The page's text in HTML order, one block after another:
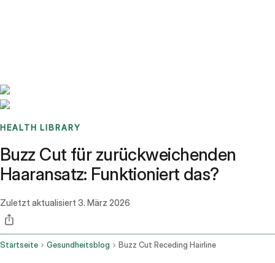
HEALTH LIBRARY
Buzz Cut für zurückweichenden
Haaransatz: Funktioniert das?
Zuletzt aktualisiert 3. März 2026
Startseite Gesundheitsblog Buzz Cut Receding Hairline